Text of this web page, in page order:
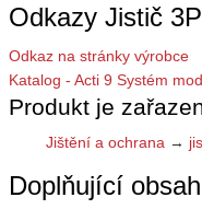
Odkazy Jistič
Odkaz na stránky výrobce
Katalog - Acti 9 Systém
Produkt je
Jištění a ochrana →
Doplňující obsah